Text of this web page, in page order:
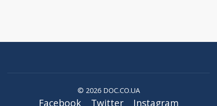
© 2026 DOC.CO.UA
Facebook Twitter Instagram